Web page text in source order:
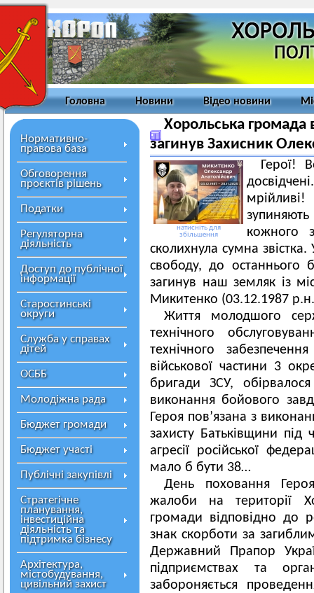
Головна Новини Відео новини
Нормативно-
правова база
Обговорення
проєктів рішень
Податки
Регуляторна
діяльність
Доступ до публічної
інформації
Старостинські
округи
Служба у справах
дітей
ОСББ
Молодіжна рада
Бюджет громади
Бюджет участі
Публічні закупівлі
Стратегічне
планування,
інвестиційна
діяльність та
підтримка бізнесу
Архітектура,
містобудування,
цивільний захист
Хорольська громада
загинув Захисник
натисніть для
збільшення
Герої!
кожного
сколихнула сумна
свободу, до останнього
загинув наш земляк із
Микитенко (03.12.1987
Життя молодшого
технічного
технічного
військової частини 3
бригади ЗСУ,
виконання бойового
Героя пов’язана з
захисту Батьківщини під
агресії російської
мало б бути 38…
День поховання
жалоби на території
громади відповідно до
знак скорботи за
Державний Прапор
підприємствах та
забороняється